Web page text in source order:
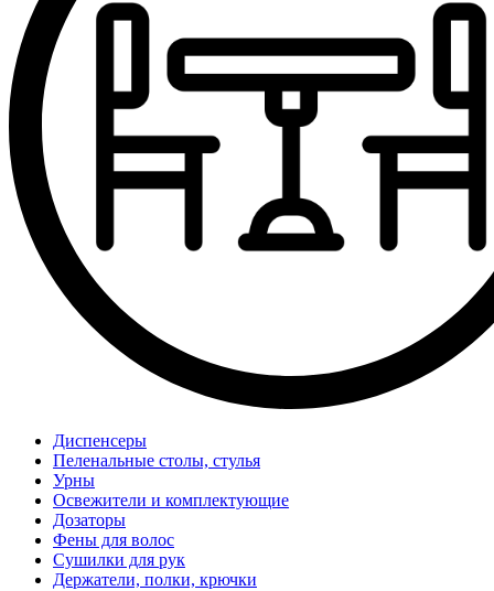
Диспенсеры
Пеленальные столы, стулья
Урны
Освежители и комплектующие
Дозаторы
Фены для волос
Сушилки для рук
Держатели, полки, крючки